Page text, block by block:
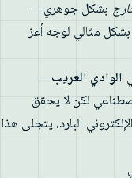
بشكل جوهري—
مثالي لوجه أعز
الغريب—
لكن لا يحقق
البارد، يتجلى هذا